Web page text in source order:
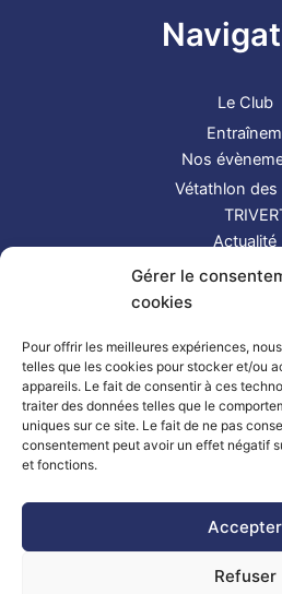
Gérer le
cookies
Pour offrir les meilleures expériences,
telles que les cookies pour stocker et/ou
appareils. Le fait de consentir à ces
traiter des données telles que le
uniques sur ce site. Le fait de ne pas
consentement peut avoir un effet négatif
et fonctions.
Accepter
Refuser
Le Club
Nos
Vétathlon des
Actualité
Contact
Suivez-
Copyright © 2026 TRIMAY | Powered